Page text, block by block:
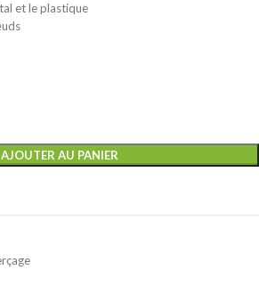
et le plastique
AJOUTER AU PANIER